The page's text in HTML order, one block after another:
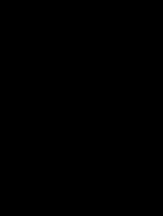
Zubin Irani and Karan
Raje Scindia